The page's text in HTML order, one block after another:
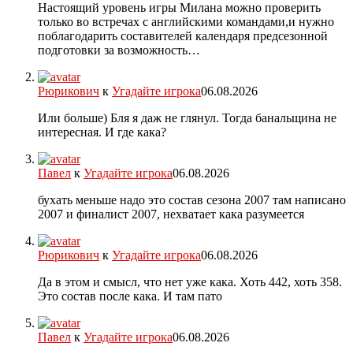
Настоящий уровень игры Милана можно проверить
только во встречах с английскими командами,и нужно
поблагодарить составителей календаря предсезонной
подготовки за возможность…
Рюрикович к Угадайте игрока06.08.2026
Или больше) Бля я даж не глянул. Тогда банальщина не
интересная. И где кака?
Павел к Угадайте игрока06.08.2026
бухать меньше надо это состав сезона 2007 там написано
2007 и финалист 2007, нехватает кака разумеется
Рюрикович к Угадайте игрока06.08.2026
Да в этом и смысл, что нет уже кака. Хоть 442, хоть 358.
Это состав после кака. И там пато
Павел к Угадайте игрока06.08.2026